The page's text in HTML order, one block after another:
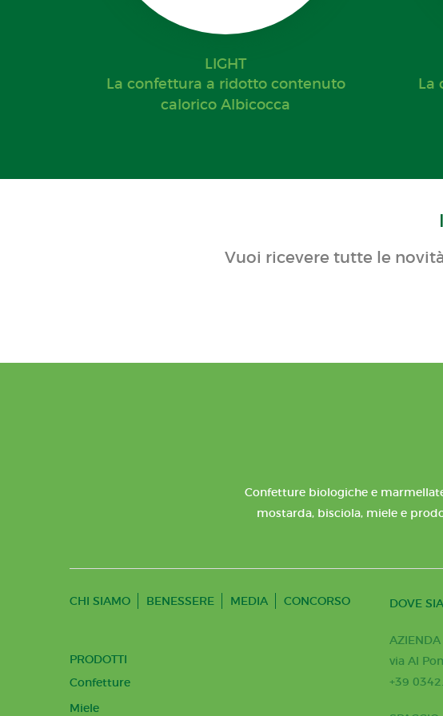
LIGHT
La confettura a ridotto contenuto
calorico Albicocca
La
Vuoi ricevere tutte le
Confetture biologiche e
mostarda, bisciola, miele e
CHI SIAMO BENESSERE MEDIA CONCORSO
PRODOTTI
Confetture
Miele
DOVE
AZIENDA
via Al
+39